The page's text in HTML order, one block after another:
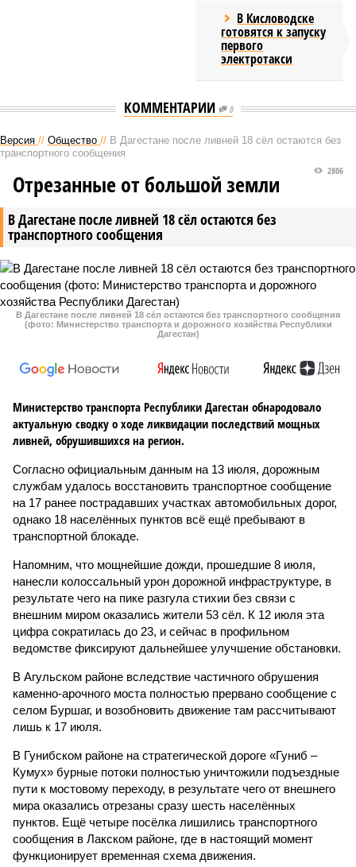
В Кисловодске
готовятся к запуску
первого
электротакси
КОММЕНТАРИИ 0
Версия // Общество // В Дагестане после ливней 18 сёл остаются без
транспортного сообщения
В Дагестане после ливней 18 сёл остаются без
транспортного сообщения
2806
Отрезанные от большой земли
В Дагестане после ливней 18 сёл остаются без транспортного сообщения
(фото: Министерство транспорта и дорожного хозяйства Республики
Дагестан)
Министерство транспорта Республики Дагестан обнародовало
актуальную сводку о ходе ликвидации последствий мощных
ливней, обрушившихся на регион.
Согласно официальным данным на 13 июля, дорожным
службам удалось восстановить транспортное сообщение
на 17 ранее пострадавших участках автомобильных дорог,
однако 18 населённых пунктов всё ещё пребывают в
транспортной блокаде.
Напомним, что мощнейшие дожди, прошедшие 8 июля,
нанесли колоссальный урон дорожной инфраструктуре, в
результате чего на пике разгула стихии без связи с
внешним миром оказались жители 53 сёл. К 12 июля эта
цифра сократилась до 23, и сейчас в профильном
ведомстве фиксируют дальнейшее улучшение обстановки.
В Агульском районе вследствие частичного обрушения
каменно-арочного моста полностью прервано сообщение с
селом Буршаг, и возобновить движение там рассчитывают
лишь к 17 июля.
В Гунибском районе на стратегической дороге «Гуниб –
Кумух» бурные потоки полностью уничтожили подъездные
пути к мостовому переходу, в результате чего от внешнего
мира оказались отрезаны сразу шесть населённых
пунктов. Ещё четыре посёлка лишились транспортного
сообщения в Лакском районе, где в настоящий момент
функционирует временная схема движения.